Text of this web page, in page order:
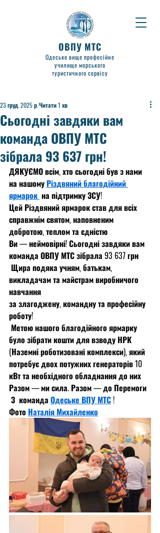
ОВПУ МТС
Одеське вище професійне
училище морського
туристичного сервісу
Сьогодні завдяки вам
команда ОВПУ МТС
зібрала 93 637 грн!
23 груд. 2025 р. Читати 1 хв
ДЯКУЄМО всім, хто сьогодні був з нами
на нашому Різдвяний благодійний
ярмарок на підтримку ЗСУ!
Цей Різдвяний ярмарок став для всіх
справжнім святом, наповненим
добротою, теплом та єдністю
Ви — неймовірні! Сьогодні завдяки вам
команда ОВПУ МТС зібрала 93 637 грн
Щира подяка учням, батькам,
викладачам та майстрам виробничого
навчання
за злагоджену, командну та професійну
роботу!
Метою нашого благодійного ярмарку
було зібрати кошти для взводу НРК
(Наземні роботизовані комплекси), який
потребує двох потужних генераторів 10
кВт та необхідного обладнання до них
Разом — ми сила. Разом — до Перемоги
З  команда Одеське ВПУ МТС !
Фото Наталія Михайленко